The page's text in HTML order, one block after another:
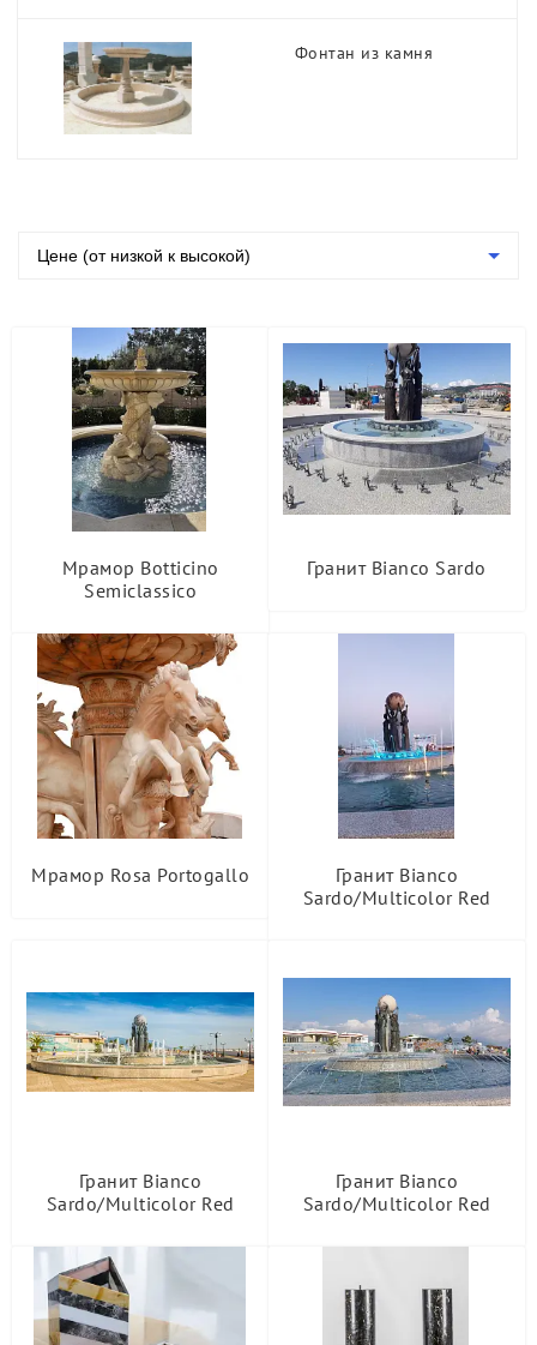
Фонтан из камня
Цене (от низкой к высокой)
Мрамор Botticino
Semiclassico
Гранит Bianco Sardo
Мрамор Rosa Portogallo
Гранит Bianco
Sardo/Multicolor Red
Гранит Bianco
Sardo/Multicolor Red
Гранит Bianco
Sardo/Multicolor Red